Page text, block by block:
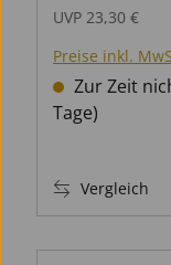
UVP 23,30 €
Preise inkl.
Zur Zeit
Tage)
Vergleich